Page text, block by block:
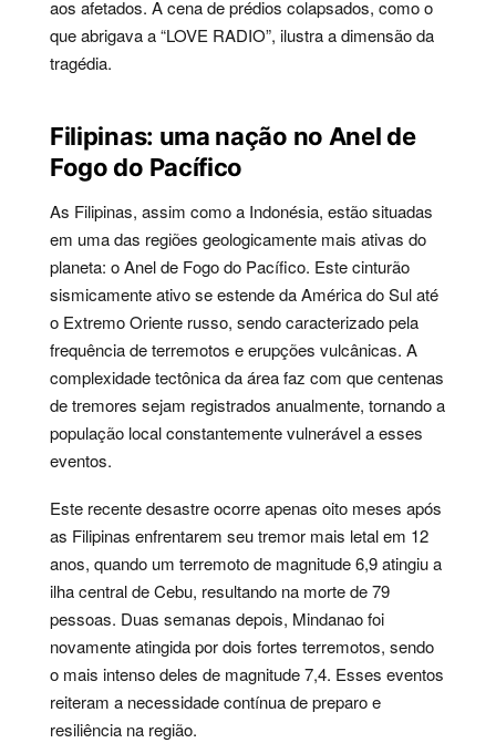
aos afetados. A cena de prédios colapsados, como o
que abrigava a “LOVE RADIO”, ilustra a dimensão da
tragédia.
Filipinas: uma nação no Anel de
Fogo do Pacífico
As Filipinas, assim como a Indonésia, estão situadas
em uma das regiões geologicamente mais ativas do
planeta: o Anel de Fogo do Pacífico. Este cinturão
sismicamente ativo se estende da América do Sul até
o Extremo Oriente russo, sendo caracterizado pela
frequência de terremotos e erupções vulcânicas. A
complexidade tectônica da área faz com que centenas
de tremores sejam registrados anualmente, tornando a
população local constantemente vulnerável a esses
eventos.
Este recente desastre ocorre apenas oito meses após
as Filipinas enfrentarem seu tremor mais letal em 12
anos, quando um terremoto de magnitude 6,9 atingiu a
ilha central de Cebu, resultando na morte de 79
pessoas. Duas semanas depois, Mindanao foi
novamente atingida por dois fortes terremotos, sendo
o mais intenso deles de magnitude 7,4. Esses eventos
reiteram a necessidade contínua de preparo e
resiliência na região.